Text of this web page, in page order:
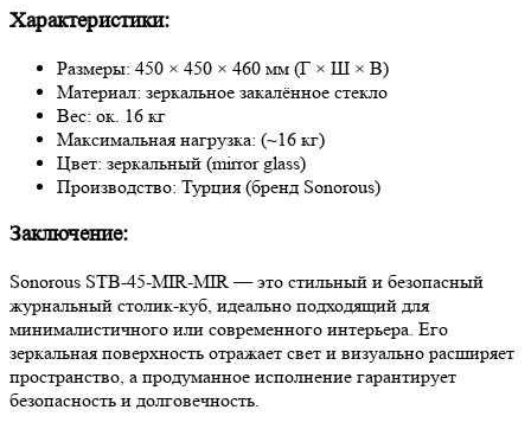
Характеристики:
Размеры: 450 × 450 × 460 мм (Г × Ш × В)
Материал: зеркальное закалённое стекло
Вес: ок. 16 кг
Максимальная нагрузка: (~16 кг)
Цвет: зеркальный (mirror glass)
Производство: Турция (бренд Sonorous)
Заключение:
Sonorous STB‑45‑MIR‑MIR — это стильный и безопасный
журнальный столик-куб, идеально подходящий для
минималистичного или современного интерьера. Его
зеркальная поверхность отражает свет и визуально расширяет
пространство, а продуманное исполнение гарантирует
безопасность и долговечность.